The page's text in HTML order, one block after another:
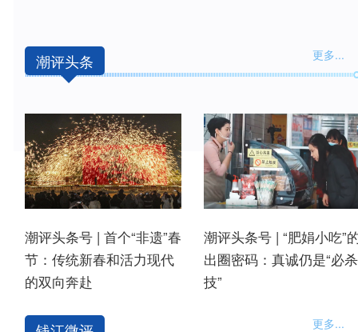
潮评头条 更多...
潮评头条号 | 首个“非遗”春
节：传统新春和活力现代
的双向奔赴
潮评头条号 | “肥娟小吃”
出圈密码：真诚仍是“必杀
技”
更多...